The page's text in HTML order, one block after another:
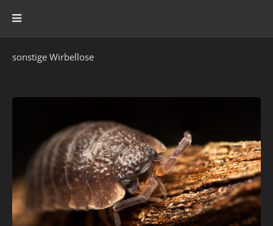
sonstige Wirbellose